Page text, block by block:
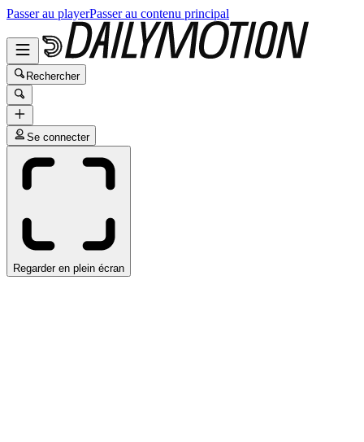
Passer au playerPasser au contenu principal
Rechercher
Se connecter
Regarder en plein écran